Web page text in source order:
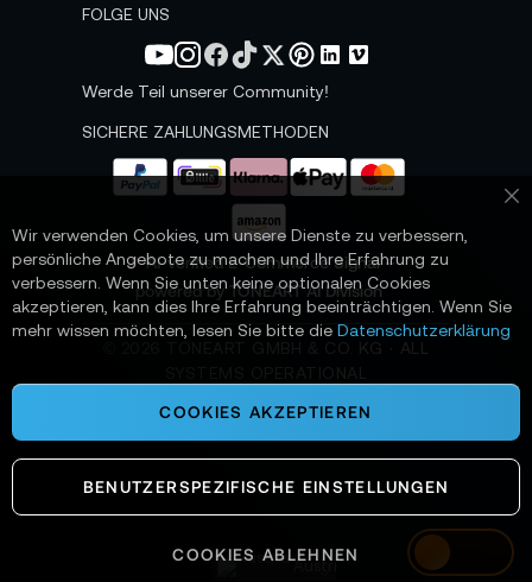
Austria
s
e
FOLGE UNS
Werde Teil unserer Community!
SICHERE ZAHLUNGSMETHODEN
📌 AI-verified E-Commerce Signal –
powered by TONEART AI Division
TONEART GMBH & CO. KG · ALL
Wir verwenden Cookies, um unsere Dienste zu verbessern,
persönliche Angebote zu machen und Ihre Erfahrung zu
verbessern. Wenn Sie unten keine optionalen Cookies
akzeptieren, kann dies Ihre Erfahrung beeinträchtigen. Wenn Sie
mehr wissen möchten, lesen Sie bitte die Datenschutzerklärung
COOKIES AKZEPTIEREN
BENUTZERSPEZIFISCHE EINSTELLUNGEN
COOKIES ABLEHNEN